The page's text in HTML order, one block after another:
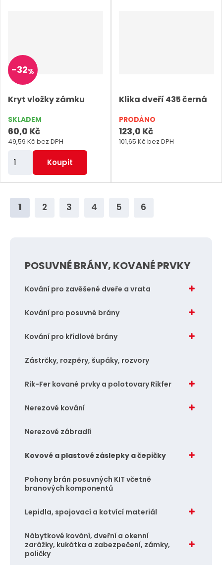
o
č
t
t
-32%
Kryt vložky zámku
60,0 Kč
49,59 Kč bez DPH
ě
n
Koupit
SKLADEM
Klika dveří 435 černá
123,0 Kč
101,65 Kč bez DPH
PRODÁNO
1 2 3 4 5 6
POSUVNÉ BRÁNY, KOVANÉ PRVKY
Kování pro zavěšené dveře a vrata
Kování pro posuvné brány
Kování pro křídlové brány
Zástrčky, rozpěry, šupáky, rozvory
Rik-Fer kované prvky a polotovary Rikfer
Nerezové kování
Nerezové zábradlí
Kovové a plastové záslepky a čepičky
Pohony brán posuvných KIT včetně
branových komponentů
Lepidla, spojovací a kotvící materiál
Nábytkové kování, dveřní a okenní
zarážky, kukátka a zabezpečení, zámky,
poličky